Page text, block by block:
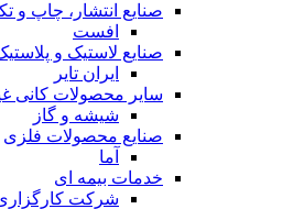
صنایع انتشار، چاپ و
افست
صنایع لاستیک و
ایران تایر
ساير محصولات كانی
شیشه و گاز
صنایع محصولات فلزی
آما
خدمات بیمه ای
شرکت